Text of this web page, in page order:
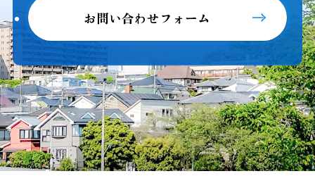
お問い合わせフォーム